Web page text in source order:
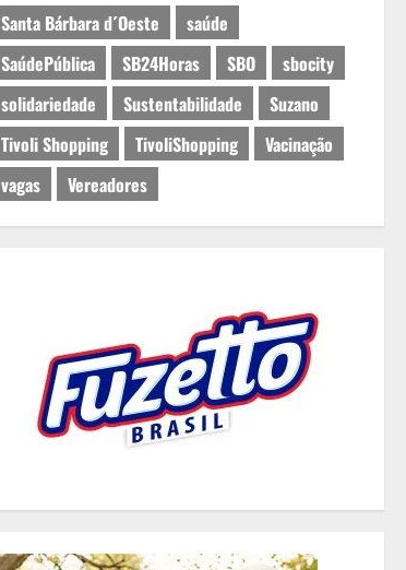
Santa Bárbara d´Oeste
saúde
SaúdePública
SB24Horas SBO
sbocity
solidariedade
Sustentabilidade
Suzano
Tivoli Shopping
TivoliShopping
Vacinação
vagas
Vereadores